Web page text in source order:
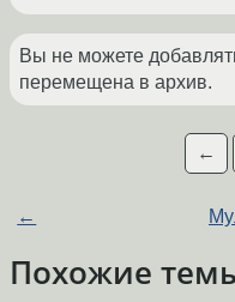
Вы не можете
перемещена в архив.
←
←
Похожие